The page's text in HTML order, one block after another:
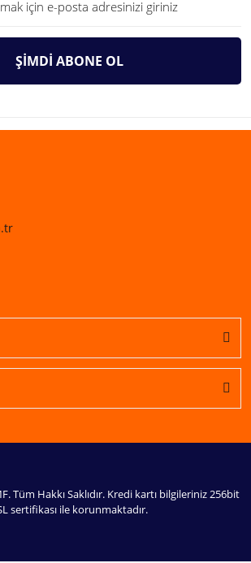
ŞİMDİ ABONE OL
Tüm Hakkı Saklıdır. Kredi kartı bilgileriniz 256bit
sertifikası ile korunmaktadır.